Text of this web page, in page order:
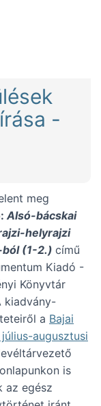
-
meg
Alsó-bácskai
helyrajzi
(1-2.) című
Kiadó -
Könyvtár
kiadvány-
a Bajai
augusztusi
is
az egész